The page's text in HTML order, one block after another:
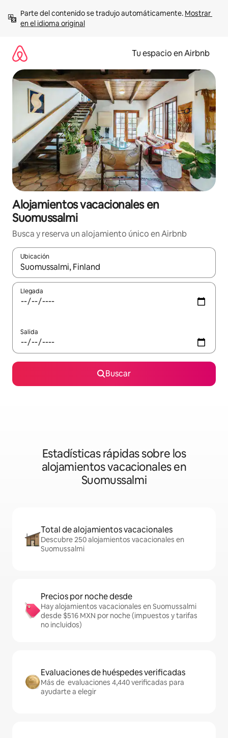
contenido
Parte del contenido se tradujo automáticamente. Mostrar
en el idioma original
Tu espacio en Airbnb
Alojamientos vacacionales en
Suomussalmi
Busca y reserva un alojamiento único en Airbnb
Ubicación
Cuando los resultados estén disponibles, podrás navegar
Llegada
Salida
Buscar
Estadísticas rápidas sobre los
alojamientos vacacionales en
Suomussalmi
Total de alojamientos vacacionales
Descubre 250 alojamientos vacacionales en
Suomussalmi
Precios por noche desde
Hay alojamientos vacacionales en Suomussalmi
desde $516 MXN por noche (impuestos y tarifas
no incluidos)
Evaluaciones de huéspedes verificadas
Más de evaluaciones 4,440 verificadas para
ayudarte a elegir